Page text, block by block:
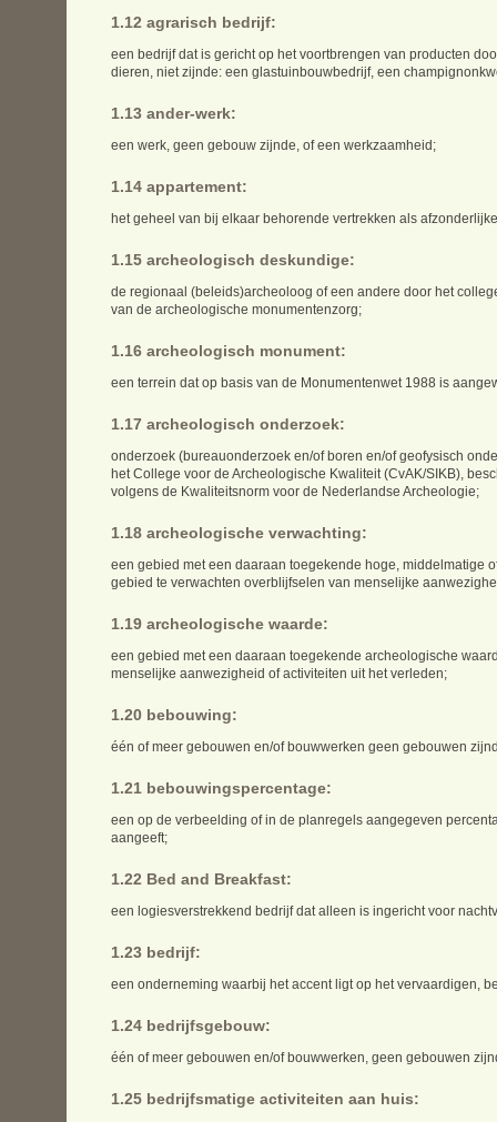
1.12 agrarisch bedrijf:
een bedrijf dat is gericht op het voortbrengen van producten
dieren, niet zijnde: een glastuinbouwbedrijf, een
1.13 ander-werk:
een werk, geen gebouw zijnde, of een werkzaamheid;
1.14 appartement:
het geheel van bij elkaar behorende vertrekken als
1.15 archeologisch deskundige:
de regionaal (beleids)archeoloog of een andere door het
van de archeologische monumentenzorg;
1.16 archeologisch monument:
een terrein dat op basis van de Monumentenwet 1988 is
1.17 archeologisch onderzoek:
onderzoek (bureauonderzoek en/of boren en/of geofysisch
het College voor de Archeologische Kwaliteit (CvAK/SIKB),
volgens de Kwaliteitsnorm voor de Nederlandse Archeologie;
1.18 archeologische verwachting:
een gebied met een daaraan toegekende hoge, middelmatige
gebied te verwachten overblijfselen van menselijke
1.19 archeologische waarde:
een gebied met een daaraan toegekende archeologische
menselijke aanwezigheid of activiteiten uit het verleden;
1.20 bebouwing:
één of meer gebouwen en/of bouwwerken geen gebouwen
1.21 bebouwingspercentage:
een op de verbeelding of in de planregels aangegeven
aangeeft;
1.22 Bed and Breakfast:
een logiesverstrekkend bedrijf dat alleen is ingericht voor
1.23 bedrijf:
een onderneming waarbij het accent ligt op het vervaardigen,
1.24 bedrijfsgebouw:
één of meer gebouwen en/of bouwwerken, geen gebouwen
1.25 bedrijfsmatige activiteiten aan huis: